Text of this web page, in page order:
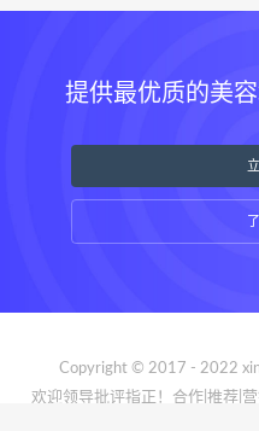
提供最优质的美
Copyright © 2017 - 2022
欢迎领导批评指正！合作|推荐|